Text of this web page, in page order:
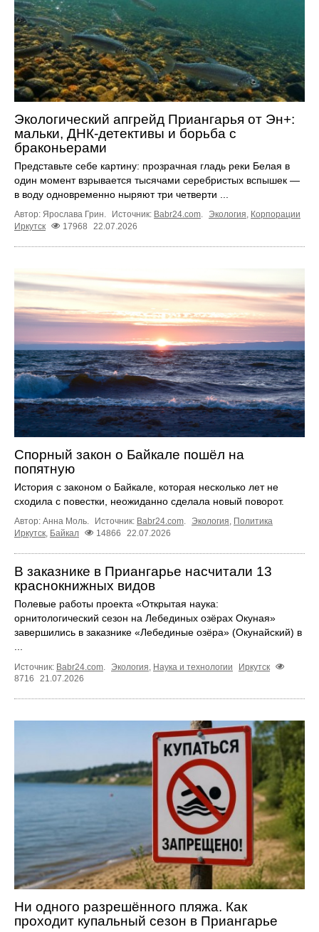
Экологический апгрейд Приангарья от Эн+:
мальки, ДНК-детективы и борьба с
браконьерами
Представьте себе картину: прозрачная гладь реки Белая в
один момент взрывается тысячами серебристых вспышек —
в воду одновременно ныряют три четверти ...
Автор: Ярослава Грин. Источник: Babr24.com. Экология, Корпорации
Иркутск
17968 22.07.2026
Спорный закон о Байкале пошёл на
попятную
История с законом о Байкале, которая несколько лет не
сходила с повестки, неожиданно сделала новый поворот.
Автор: Анна Моль. Источник: Babr24.com Экология Политика
Иркутск, Байкал 14866 22.07.2026
В заказнике в Приангарье насчитали 13
краснокнижных видов
Полевые работы проекта «Открытая наука:
орнитологический сезон на Лебединых озёрах Окуная»
завершились в заказнике «Лебединые озёра» (Окунайский) в
Источник: Babr24.com. Экология, Наука и технологии
Иркутск
8716
21.07.2026
Ни одного разрешённого пляжа. Как
проходит купальный сезон в Приангарье